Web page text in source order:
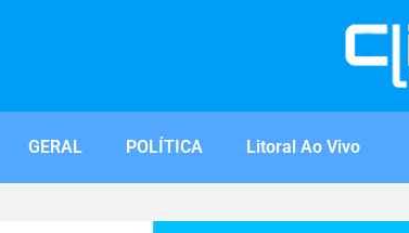
GERAL POLÍTICA Litoral Ao Vivo